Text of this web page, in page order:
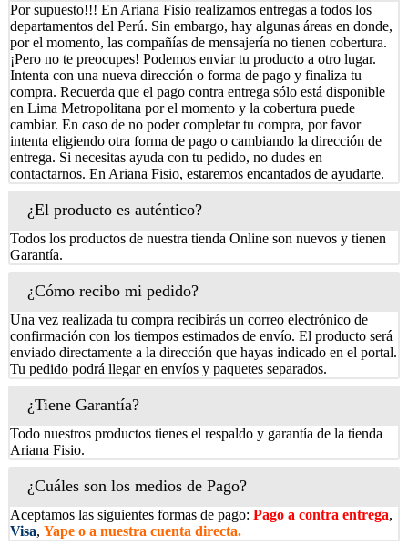
Por supuesto!!! En Ariana Fisio realizamos entregas a todos los
departamentos del Perú. Sin embargo, hay algunas áreas en donde,
por el momento, las compañías de mensajería no tienen cobertura.
¡Pero no te preocupes! Podemos enviar tu producto a otro lugar.
Intenta con una nueva dirección o forma de pago y finaliza tu
compra. Recuerda que el pago contra entrega sólo está disponible
en Lima Metropolitana por el momento y la cobertura puede
cambiar. En caso de no poder completar tu compra, por favor
intenta eligiendo otra forma de pago o cambiando la dirección de
entrega. Si necesitas ayuda con tu pedido, no dudes en
contactarnos. En Ariana Fisio, estaremos encantados de ayudarte.
¿El producto es auténtico?
Todos los productos de nuestra tienda Online son nuevos y tienen
Garantía.
¿Cómo recibo mi pedido?
Una vez realizada tu compra recibirás un correo electrónico de
confirmación con los tiempos estimados de envío. El producto será
enviado directamente a la dirección que hayas indicado en el portal.
Tu pedido podrá llegar en envíos y paquetes separados.
¿Tiene Garantía?
Todo nuestros productos tienes el respaldo y garantía de la tienda
Ariana Fisio.
¿Cuáles son los medios de Pago?
Aceptamos las siguientes formas de pago: Pago a contra entrega,
Visa, Yape o a nuestra cuenta directa.